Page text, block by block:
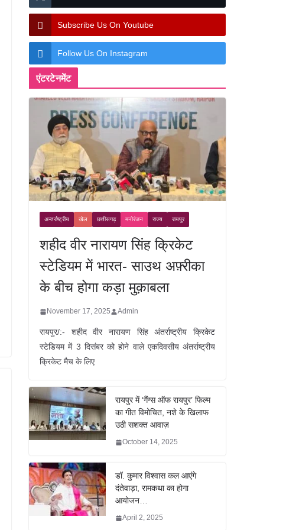
Subscribe Us On Youtube
Follow Us On Instagram
एंटरटेनमेंट
अन्तर्राष्ट्रीय खेल छत्तीसगढ़ मनोरंजन राज्य रायपुर
शहीद वीर नारायण सिंह क्रिकेट
स्टेडियम में भारत- साउथ अफ़्रीका
के बीच होगा कड़ा मुक़ाबला
November 17, 2025 Admin
रायपुर/:- शहीद वीर नारायण सिंह अंतर्राष्ट्रीय क्रिकेट
स्टेडियम में 3 दिसंबर को होने वाले एकदिवसीय अंतर्राष्ट्रीय
क्रिकेट मैच के लिए
रायपुर में ‘गैंग्स ऑफ रायपुर’ फिल्म
का गीत विमोचित, नशे के खिलाफ
उठी सशक्त आवाज़
October 14, 2025
डॉ. कुमार विश्वास कल आएंगे
दंतेवाड़ा, रामकथा का होगा
आयोजन…
April 2, 2025